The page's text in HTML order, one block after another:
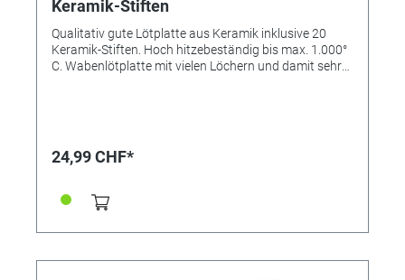
Keramik-Stiften
Qualitativ gute Lötplatte aus Keramik inklusive 20
Keramik-Stiften. Hoch hitzebeständig bis max. 1.000°
C. Wabenlötplatte mit vielen Löchern und damit sehr
24,99 CHF*